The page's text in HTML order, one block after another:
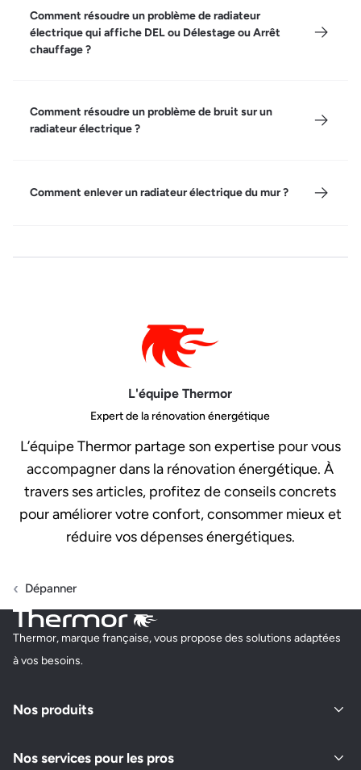
Comment résoudre un problème de radiateur
électrique qui affiche DEL ou Délestage ou Arrêt
chauffage ?
Comment résoudre un problème de bruit sur un
radiateur électrique ?
Comment enlever un radiateur électrique du mur ?
L'équipe Thermor
Expert de la rénovation énergétique
L’équipe Thermor partage son expertise pour vous
accompagner dans la rénovation énergétique. À
travers ses articles, profitez de conseils concrets
pour améliorer votre confort, consommer mieux et
réduire vos dépenses énergétiques.
Dépanner
Thermor, marque française, vous propose des solutions adaptées
à vos besoins.
Nos produits
Nos services pour les pros